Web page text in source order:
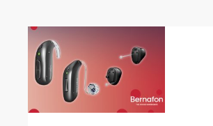
Rechercher:
Annonces emploi